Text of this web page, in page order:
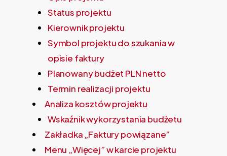
Status projektu
Kierownik projektu
Symbol projektu do szukania w
opisie faktury
Planowany budżet PLN netto
Termin realizacji projektu
Analiza kosztów projektu
Wskaźnik wykorzystania budżetu
Zakładka „Faktury powiązane”
Menu „Więcej” w karcie projektu